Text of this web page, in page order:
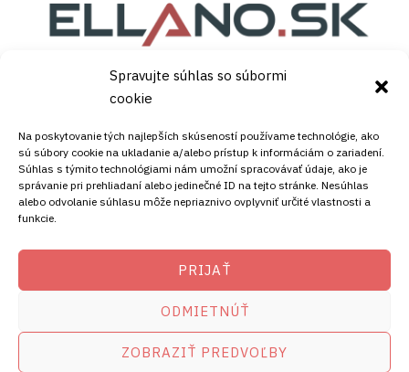
Spravujte súhlas so súbormi
cookie
Na poskytovanie tých najlepších skúseností používame technológie, ako
sú súbory cookie na ukladanie a/alebo prístup k informáciám o zariadení.
Súhlas s týmito technológiami nám umožní spracovávať údaje, ako je
správanie pri prehliadaní alebo jedinečné ID na tejto stránke. Nesúhlas
alebo odvolanie súhlasu môže nepriaznivo ovplyvniť určité vlastnosti a
funkcie.
PRIJAŤ
ODMIETNÚŤ
ZOBRAZIŤ PREDVOĽBY
Copyright © [current_year]
KONTAKT
Mobil:
+421911072878
Mobil:
+421908072878